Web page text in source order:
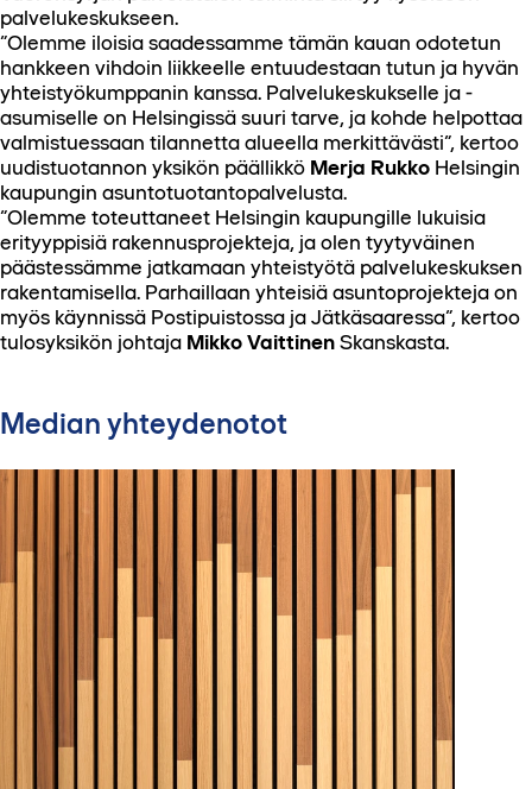
palvelukeskukseen.
”Olemme iloisia saadessamme tämän kauan odotetun
hankkeen vihdoin liikkeelle entuudestaan tutun ja hyvän
yhteistyökumppanin kanssa. Palvelukeskukselle ja -
asumiselle on Helsingissä suuri tarve, ja kohde helpottaa
valmistuessaan tilannetta alueella merkittävästi”, kertoo
uudistuotannon yksikön päällikkö Merja Rukko Helsingin
kaupungin asuntotuotantopalvelusta.
”Olemme toteuttaneet Helsingin kaupungille lukuisia
erityyppisiä rakennusprojekteja, ja olen tyytyväinen
päästessämme jatkamaan yhteistyötä palvelukeskuksen
rakentamisella. Parhaillaan yhteisiä asuntoprojekteja on
myös käynnissä Postipuistossa ja Jätkäsaaressa”, kertoo
tulosyksikön johtaja Mikko VaittinenSkanskasta.
Median yhteydenotot